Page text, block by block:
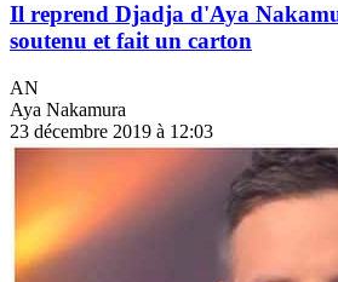
Il reprend Djadja d'Aya
soutenu et fait un carton
AN
Aya Nakamura
23 décembre 2019 à 12:03